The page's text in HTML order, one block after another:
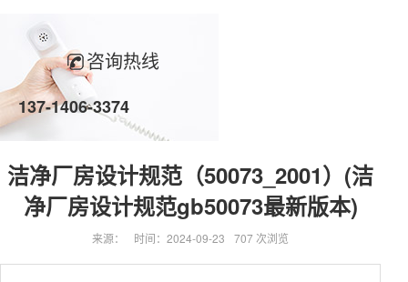
咨询热线
137-1406-3374
洁净厂房设计规范（50073_2001）(洁
净厂房设计规范gb50073最新版本)
来源： 时间：2024-09-23 707 次浏览